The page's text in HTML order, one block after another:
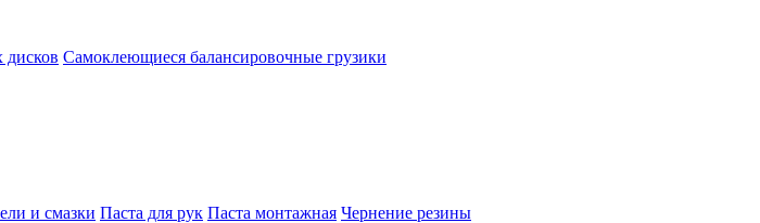
дисков Самоклеющиеся балансировочные грузики
и смазки Паста для рук Паста монтажная Чернение резины